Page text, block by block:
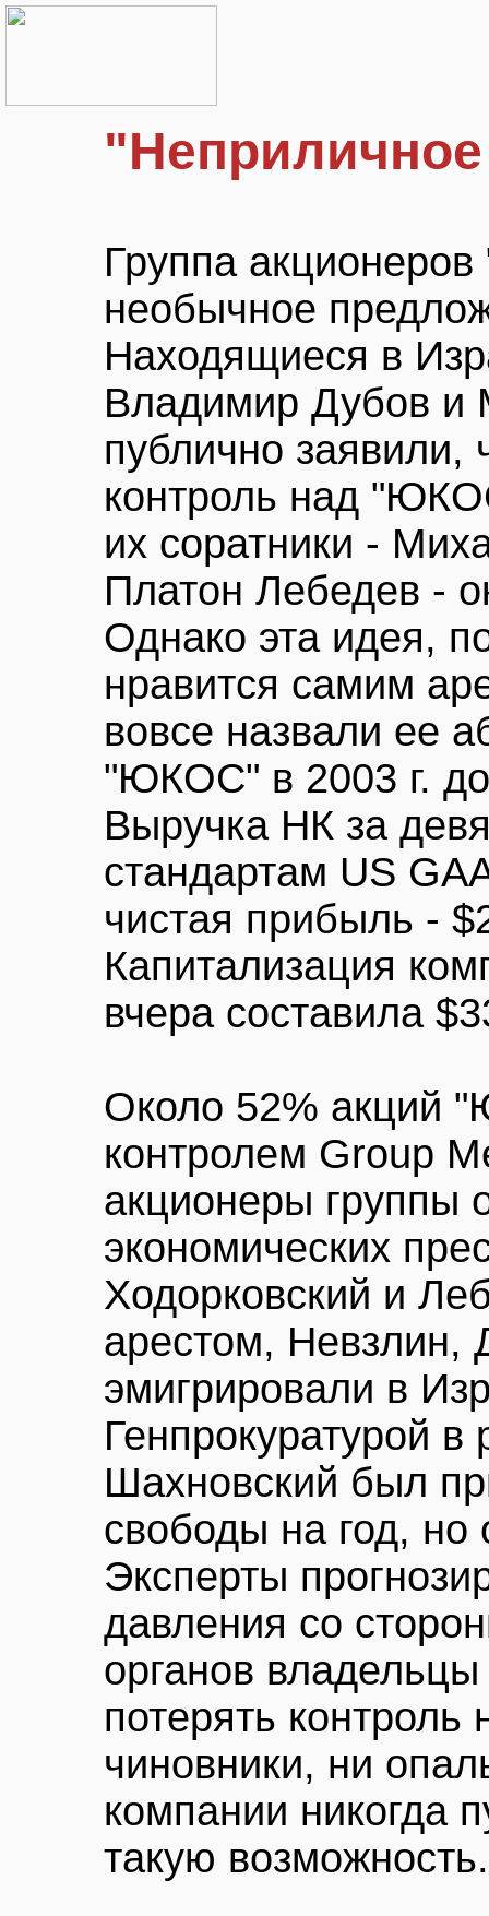
Группа
необычное
Находящиеся в
Владимир Дубов и
публично заявили,
контроль над
их соратники -
Платон Лебедев -
Однако эта идея,
нравится самим
вовсе назвали ее
"ЮКОС" в 2003 г.
Выручка НК за
стандартам US
чистая прибыль -
Капитализация
вчера составила
Около 52% акций
контролем Group
акционеры группы
экономических
Ходорковский и
арестом, Невзлин,
эмигрировали в
Генпрокуратурой
Шахновский был
свободы на год, но
Эксперты
давления со
органов
потерять
чиновники, ни
компании никогда
такую возможность.